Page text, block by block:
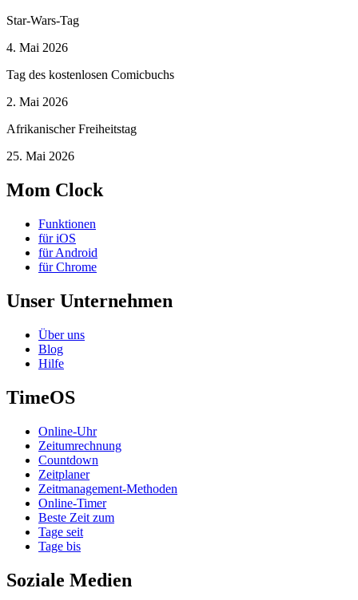
Star-Wars-Tag
4. Mai 2026
Tag des kostenlosen Comicbuchs
2. Mai 2026
Afrikanischer Freiheitstag
25. Mai 2026
Mom Clock
Funktionen
für iOS
für Android
für Chrome
Unser Unternehmen
Über uns
Blog
Hilfe
TimeOS
Online-Uhr
Zeitumrechnung
Countdown
Zeitplaner
Zeitmanagement-Methoden
Online-Timer
Beste Zeit zum
Tage seit
Tage bis
Soziale Medien